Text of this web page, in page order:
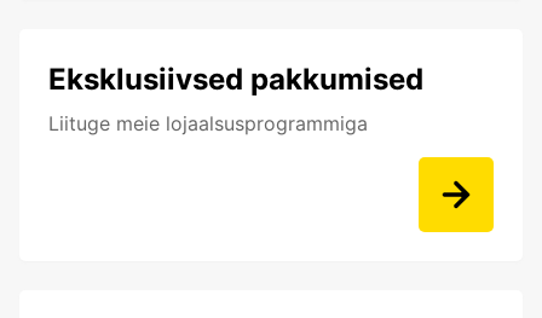
Eksklusiivsed pakkumised
Liituge meie lojaalsusprogrammiga